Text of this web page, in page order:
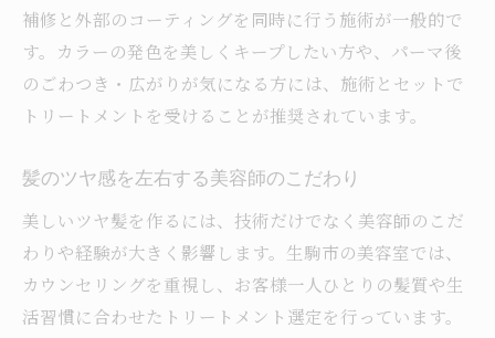
補修と外部のコーティングを同時に行う施術が一般的で
す。カラーの発色を美しくキープしたい方や、パーマ後
のごわつき・広がりが気になる方には、施術とセットで
トリートメントを受けることが推奨されています。
髪のツヤ感を左右する美容師のこだわり
美しいツヤ髪を作るには、技術だけでなく美容師のこだ
わりや経験が大きく影響します。生駒市の美容室では、
カウンセリングを重視し、お客様一人ひとりの髪質や生
活習慣に合わせたトリートメント選定を行っています。